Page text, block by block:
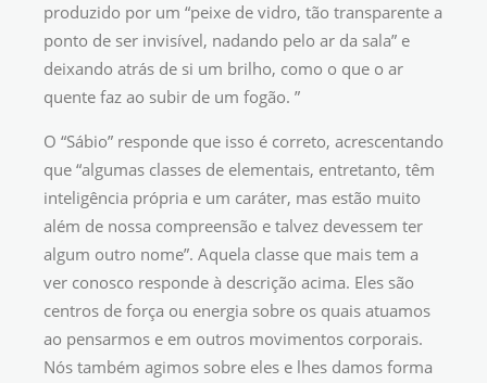
produzido por um “peixe de vidro, tão transparente a
ponto de ser invisível, nadando pelo ar da sala” e
deixando atrás de si um brilho, como o que o ar
quente faz ao subir de um fogão. ”
O “Sábio” responde que isso é correto, acrescentando
que “algumas classes de elementais, entretanto, têm
inteligência própria e um caráter, mas estão muito
além de nossa compreensão e talvez devessem ter
algum outro nome”. Aquela classe que mais tem a
ver conosco responde à descrição acima. Eles são
centros de força ou energia sobre os quais atuamos
ao pensarmos e em outros movimentos corporais.
Nós também agimos sobre eles e lhes damos forma